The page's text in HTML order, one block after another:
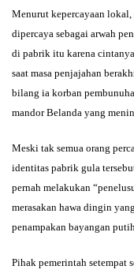
Menurut kepercayaan
dipercaya sebagai arwah
di pabrik itu karena
saat masa penjajahan
bilang ia korban
mandor Belanda yang
Meski tak semua orang
identitas pabrik gula
pernah melakukan
merasakan hawa dingin
penampakan bayangan
Pihak pemerintah setempat